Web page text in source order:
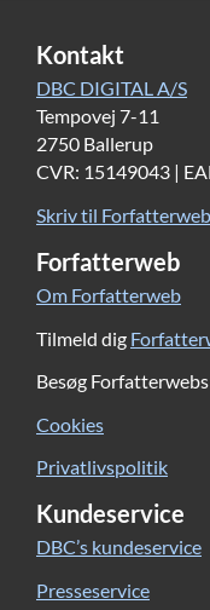
Kontakt
DBC DIGITAL A/S
Tempovej 7-11
2750 Ballerup
CVR: 15149043 |
Skriv til
Forfatterweb
Om Forfatterweb
Tilmeld dig
Besøg Forfatterwebs
Cookies
Privatlivspolitik
Kundeservice
DBC’s kundeservice
Presseservice